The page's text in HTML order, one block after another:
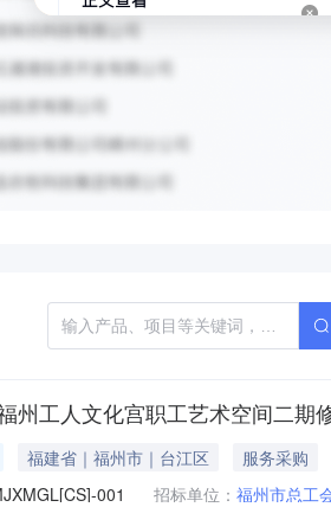
州工人文化宫职工艺术空间二期
福建省｜福州市｜台江区 服务采购
001 招标单位： 福州市总工